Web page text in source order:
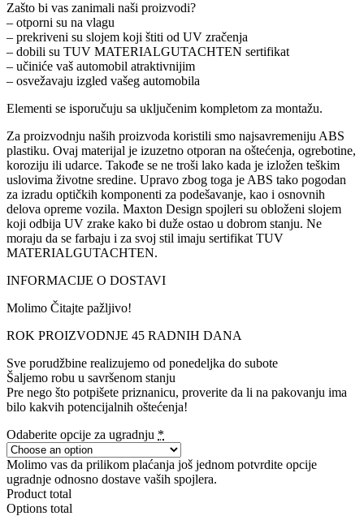
Zašto bi vas zanimali naši proizvodi?
– otporni su na vlagu
– prekriveni su slojem koji štiti od UV zračenja
– dobili su TUV MATERIALGUTACHTEN sertifikat
– učiniće vaš automobil atraktivnijim
– osvežavaju izgled vašeg automobila
Elementi se isporučuju sa uključenim kompletom za montažu.
Za proizvodnju naših proizvoda koristili smo najsavremeniju ABS
plastiku. Ovaj materijal je izuzetno otporan na oštećenja, ogrebotine,
koroziju ili udarce. Takođe se ne troši lako kada je izložen teškim
uslovima životne sredine. Upravo zbog toga je ABS tako pogodan
za izradu optičkih komponenti za podešavanje, kao i osnovnih
delova opreme vozila. Maxton Design spojleri su obloženi slojem
koji odbija UV zrake kako bi duže ostao u dobrom stanju. Ne
moraju da se farbaju i za svoj stil imaju sertifikat TUV
MATERIALGUTACHTEN.
INFORMACIJE O DOSTAVI
Molimo Čitajte pažljivo!
ROK PROIZVODNJE 45 RADNIH DANA
Sve porudžbine realizujemo od ponedeljka do subote
Šaljemo robu u savršenom stanju
Pre nego što potpišete priznanicu, proverite da li na pakovanju ima
bilo kakvih potencijalnih oštećenja!
Odaberite opcije za ugradnju *
Molimo vas da prilikom plaćanja još jednom potvrdite opcije
ugradnje odnosno dostave vaših spojlera.
Product total
Options total